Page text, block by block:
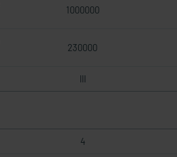
1000000
230000
III
4